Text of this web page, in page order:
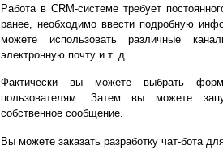
Работа в CRM-системе требует
ранее, необходимо ввести подробную
можете использовать различные
электронную почту и т. д.
Фактически вы можете выбрать
пользователям. Затем вы можете
собственное сообщение.
Вы можете заказать разработку чат-бота